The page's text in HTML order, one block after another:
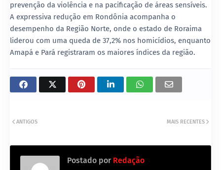
prevenção da violência e na pacificação de áreas sensíveis.
A expressiva redução em Rondônia acompanha o
desempenho da Região Norte, onde o estado de Roraima
liderou com uma queda de 37,2% nos homicídios, enquanto
Amapá e Pará registraram os maiores índices da região.
MAIS RECENTES
ANTIGOS
Postado por Redação